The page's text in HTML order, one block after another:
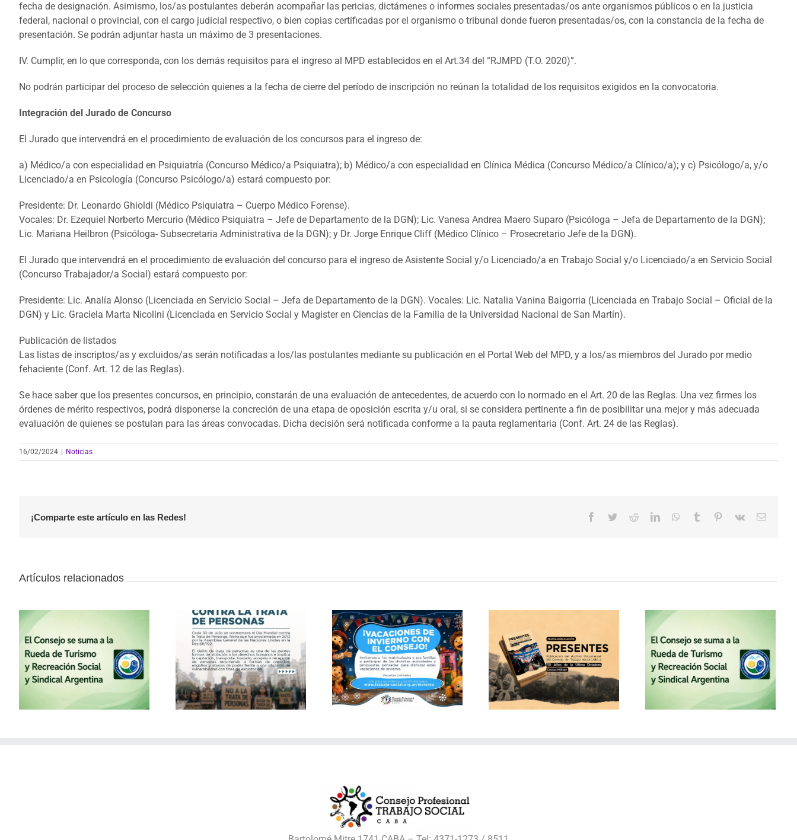
fecha de designación. Asimismo, los/as postulantes deberán acompañar las pericias, dictámenes o informes sociales presentadas/os ante organismos públicos o en la justicia
federal, nacional o provincial, con el cargo judicial respectivo, o bien copias certificadas por el organismo o tribunal donde fueron presentadas/os, con la constancia de la fecha de
presentación. Se podrán adjuntar hasta un máximo de 3 presentaciones.
IV. Cumplir, en lo que corresponda, con los demás requisitos para el ingreso al MPD establecidos en el Art.34 del “RJMPD (T.O. 2020)”.
No podrán participar del proceso de selección quienes a la fecha de cierre del período de inscripción no reúnan la totalidad de los requisitos exigidos en la convocatoria.
Integración del Jurado de Concurso
El Jurado que intervendrá en el procedimiento de evaluación de los concursos para el ingreso de:
a) Médico/a con especialidad en Psiquiatría (Concurso Médico/a Psiquiatra); b) Médico/a con especialidad en Clínica Médica (Concurso Médico/a Clínico/a); y c) Psicólogo/a, y/o
Licenciado/a en Psicología (Concurso Psicólogo/a) estará compuesto por:
Presidente: Dr. Leonardo Ghioldi (Médico Psiquiatra – Cuerpo Médico Forense).
Vocales: Dr. Ezequiel Norberto Mercurio (Médico Psiquiatra – Jefe de Departamento de la DGN); Lic. Vanesa Andrea Maero Suparo (Psicóloga – Jefa de Departamento de la DGN);
Lic. Mariana Heilbron (Psicóloga- Subsecretaria Administrativa de la DGN); y Dr. Jorge Enrique Cliff (Médico Clínico – Prosecretario Jefe de la DGN).
El Jurado que intervendrá en el procedimiento de evaluación del concurso para el ingreso de Asistente Social y/o Licenciado/a en Trabajo Social y/o Licenciado/a en Servicio Social
(Concurso Trabajador/a Social) estará compuesto por:
Presidente: Lic. Analía Alonso (Licenciada en Servicio Social – Jefa de Departamento de la DGN). Vocales: Lic. Natalia Vanina Baigorria (Licenciada en Trabajo Social – Oficial de la
DGN) y Lic. Graciela Marta Nicolini (Licenciada en Servicio Social y Magister en Ciencias de la Familia de la Universidad Nacional de San Martín).
Publicación de listados
Las listas de inscriptos/as y excluidos/as serán notificadas a los/las postulantes mediante su publicación en el Portal Web del MPD, y a los/as miembros del Jurado por medio
fehaciente (Conf. Art. 12 de las Reglas).
Se hace saber que los presentes concursos, en principio, constarán de una evaluación de antecedentes, de acuerdo con lo normado en el Art. 20 de las Reglas. Una vez firmes los
órdenes de mérito respectivos, podrá disponerse la concreción de una etapa de oposición escrita y/u oral, si se considera pertinente a fin de posibilitar una mejor y más adecuada
evaluación de quienes se postulan para las áreas convocadas. Dicha decisión será notificada conforme a la pauta reglamentaria (Conf. Art. 24 de las Reglas).
16/02/2024 Noticias
¡Comparte este artículo en las Redes! Facebook
TwitterRedditLinkedInWhatsApp
Tumblr Pinterest
Vk
Correo
Artículos relacionados
30 de julio – Día Mundial
contra la Trata de
Personas
Vacaciones de invierno
con el Consejo
Publicación: Archivo
documental del Consejo
de Trabajo Social CABA
El Consejo se suma a la
Rueda de Turismo y
Recreación Social y
Sindical Argentina